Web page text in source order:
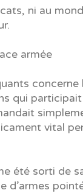
ni au
armée
concerne
qui participait
vital
été sorti de
d’armes